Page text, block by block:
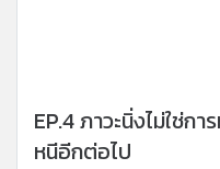
EP.4 ภาวะนิ่งไม่ใช่ก
หนีอีกต่อไป